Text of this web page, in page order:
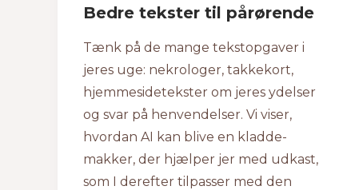
Bedre tekster til pårørende
Tænk på de mange tekstopgaver i
jeres uge: nekrologer, takkekort,
hjemmesidetekster om jeres ydelser
og svar på henvendelser. Vi viser,
hvordan AI kan blive en kladde-
makker, der hjælper jer med udkast,
som I derefter tilpasser med den